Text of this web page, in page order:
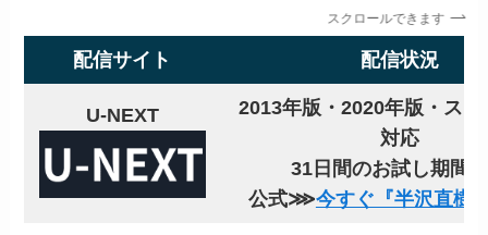
スクロールできます
配信サイト 配信状況
U-NEXT
2013年版・2020年版・スピ
対応
31日間のお試し期間
公式⋙今すぐ『半沢直樹